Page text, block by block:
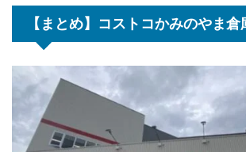
【まとめ】コストコかみのやま倉